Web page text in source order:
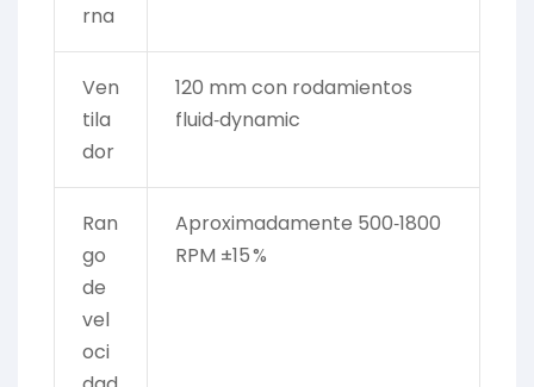
rna
Ven
tila
dor
120 mm con rodamientos
fluid‑dynamic
Ran
go
de
vel
oci
Aproximadamente 500‑1800
RPM ±15 %